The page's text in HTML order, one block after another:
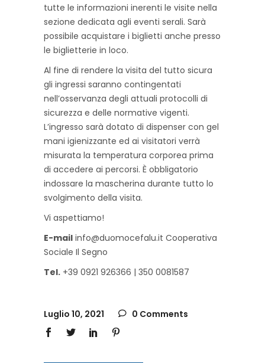
tutte le informazioni inerenti le visite nella
sezione dedicata agli eventi serali. Sarà
possibile acquistare i biglietti anche presso
le biglietterie in loco.
Al fine di rendere la visita del tutto sicura
gli ingressi saranno contingentati
nell’osservanza degli attuali protocolli di
sicurezza e delle normative vigenti.
L’ingresso sarà dotato di dispenser con gel
mani igienizzante ed ai visitatori verrà
misurata la temperatura corporea prima
di accedere ai percorsi. È obbligatorio
indossare la mascherina durante tutto lo
svolgimento della visita.
Vi aspettiamo!
E-mail info@duomocefalu.it Cooperativa
Sociale Il Segno
Tel. +39 0921 926366 | 350 0081587
Luglio 10, 2021 0 Comments